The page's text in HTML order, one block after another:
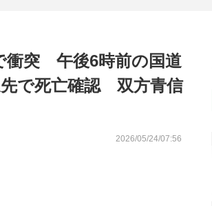
衝突 午後6時前の国道
で死亡確認 双方青信
2026/05/24/07:56